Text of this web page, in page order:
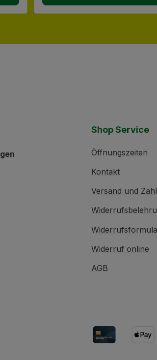
Shop Service
Öffnungszeiten
Kontakt
Versand und
Widerruf online
AGB